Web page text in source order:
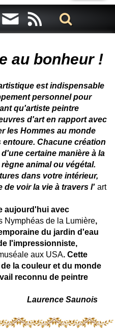
au bonheur !
est indispensable
personnel pour
qu'artiste peintre
d'art en rapport avec
les Hommes au monde
Chacune création
certaine manière à la
animal ou végétal.
dans votre intérieur,
de voir la vie à travers l' art
aujourd'hui avec
Nymphéas de la Lumière,
du jardin d'eau
l'impressionniste,
aux USA. Cette
la couleur et du monde
reconnu de peintre
Laurence Saunois